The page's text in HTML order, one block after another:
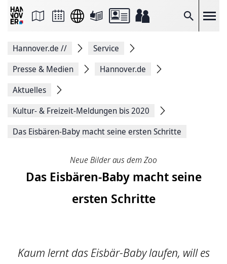
Suche
Seite
Facebook
teilen
Seitenlink
Seite
Hannover.de //
Service
Presse & Medien
Hannover.de
Aktuelles
Kultur- & Freizeit-Meldungen bis 2020
Das Eisbären-Baby macht seine ersten Schritte
Neue Bilder aus dem Zoo
Das Eisbären-Baby macht seine
ersten Schritte
Kaum lernt das Eisbär-Baby laufen, will es